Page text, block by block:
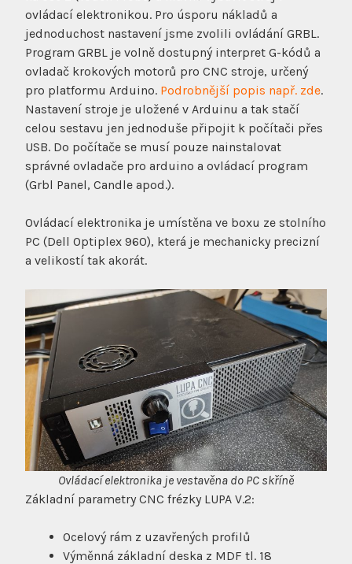
ovládací elektronikou. Pro úsporu nákladů a
jednoduchost nastavení jsme zvolili ovládání GRBL.
Program GRBL je volně dostupný interpret G-kódů a
ovladač krokových motorů pro CNC stroje, určený
pro platformu Arduino. Podrobnější popis např. zde.
Nastavení stroje je uložené v Arduinu a tak stačí
celou sestavu jen jednoduše připojit k počítači přes
USB. Do počítače se musí pouze nainstalovat
správné ovladače pro arduino a ovládací program
(Grbl Panel, Candle apod.).
Ovládací elektronika je umístěna ve boxu ze stolního
PC (Dell Optiplex 960), která je mechanicky precizní
a velikostí tak akorát.
Ovládací elektronika je vestavěna do PC skříně
Základní parametry CNC frézky LUPA V.2:
Ocelový rám z uzavřených profilů
Výměnná základní deska z MDF tl. 18